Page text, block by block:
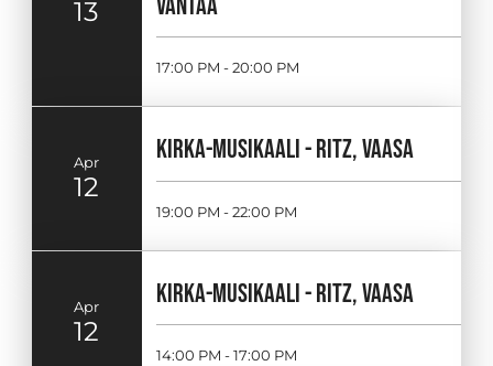
13
17:00 PM - 20:00 PM
Apr
12
KIRKA-MUSIKAALI - RITZ, VAASA
19:00 PM - 22:00 PM
Apr
12
KIRKA-MUSIKAALI - RITZ, VAASA
14:00 PM - 17:00 PM